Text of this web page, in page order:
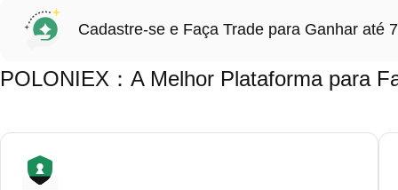
Cadastre-se e Faça Trade para Ganhar até
POLONIEX：A Melhor Plataforma para